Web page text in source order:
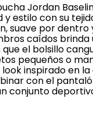
Jordan
estilo con su
suave por dentro
caídos brinda
el bolsillo
pequeños o
inspirado en
con el
conjunto